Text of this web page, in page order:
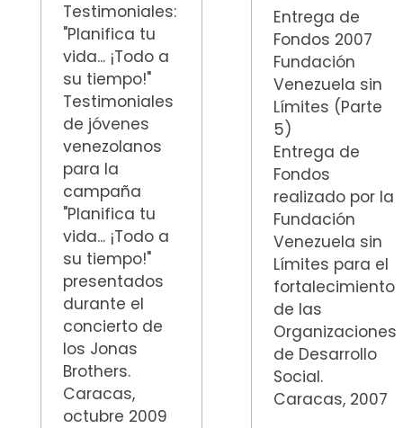
Testimoniales:
"Planifica tu
vida... ¡Todo a
su tiempo!"
Testimoniales
de jóvenes
venezolanos
para la
campaña
"Planifica tu
vida... ¡Todo a
su tiempo!"
presentados
durante el
concierto de
los Jonas
Brothers.
Caracas,
octubre 2009
Entrega de
Fondos 2007
Fundación
Venezuela sin
Límites (Parte
5)
Entrega de
Fondos
realizado por la
Fundación
Venezuela sin
Límites para el
fortalecimiento
de las
Organizaciones
de Desarrollo
Social.
Caracas, 2007